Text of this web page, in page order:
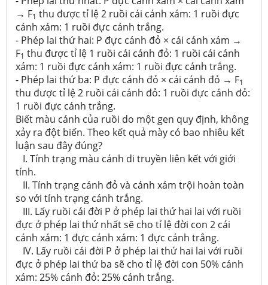
→ F1 thu được tỉ lệ 2 ruồi cái cánh xám: 1 ruồi đực
cánh xám: 1 ruồi đực cánh trắng.
- Phép lai thứ hai: P đực cánh đỏ × cái cánh xám →
F1 thu được tỉ lệ 1 ruồi cái cánh đỏ: 1 ruồi cái cánh
xám: 1 ruồi đực cánh xám: 1 ruồi đực cánh trắng.
- Phép lai thứ ba: P đực cánh đỏ × cái cánh đỏ → F1
thu được tỉ lệ 2 ruồi cái cánh đỏ: 1 ruồi đực cánh đỏ:
1 ruồi đực cánh trắng.
Biết màu cánh của ruồi do một gen quy định, không
xảy ra đột biến. Theo kết quả mày có bao nhiêu kết
luận sau đây đúng?
I. Tính trạng màu cánh di truyền liên kết với giới
tính.
II. Tính trạng cánh đỏ và cánh xám trội hoàn toàn
so với tính trạng cánh trắng.
III. Lấy ruồi cái đời P ở phép lai thứ hai lai với ruồi
đực ở phép lai thứ nhất sẽ cho tỉ lệ đời con 2 cái
cánh xám: 1 đực cánh xám: 1 đực cánh trắng.
IV. Lấy ruồi cái đời P ở phép lai thứ hai lai với ruồi
đực ở phép lai thứ ba sẽ cho tỉ lệ đời con 50% cánh
xám: 25% cánh đỏ: 25% cánh trắng.